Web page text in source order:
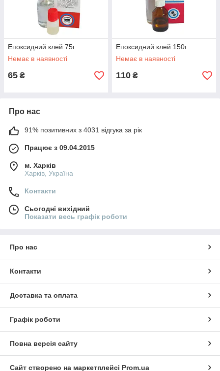
Епоксидний клей 75г
Немає в наявності
65 ₴
Епоксидний клей 150г
Немає в наявності
110 ₴
Про нас
91% позитивних з 4031 відгука за рік
Працює з 09.04.2015
м. Харків
Харків, Україна
Контакти
Сьогодні вихідний
Показати весь графік роботи
Про нас
Контакти
Доставка та оплата
Графік роботи
Повна версія сайту
Сайт створено на маркетплейсі Prom.ua